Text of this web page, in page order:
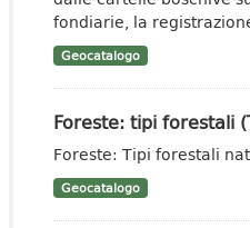
fondiarie, la
Geocatalogo
Foreste: tipi forestali
Foreste: Tipi forestali
Geocatalogo